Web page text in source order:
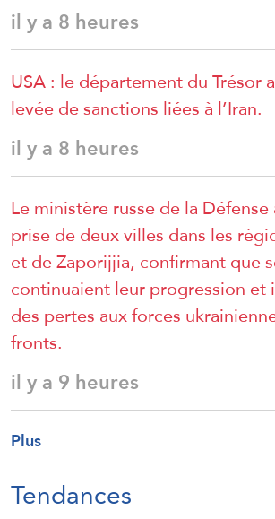
il y a 8 heures
USA : le département du Trésor
levée de sanctions liées à l’Iran.
il y a 8 heures
Le ministère russe de la
prise de deux villes dans les
et de Zaporijjia, confirmant que
continuaient leur progression et
des pertes aux forces
fronts.
il y a 9 heures
Plus
Tendances